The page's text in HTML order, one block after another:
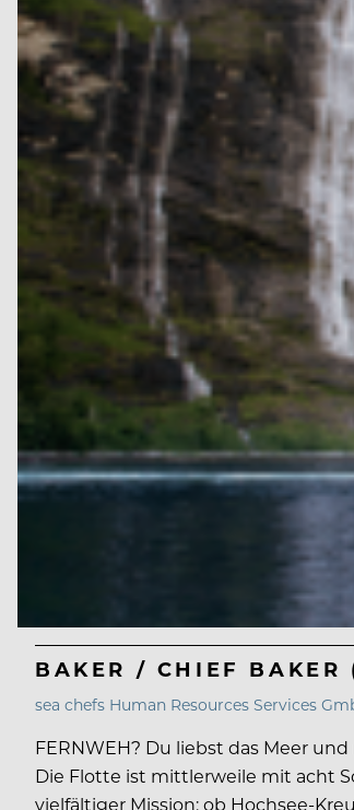
BAKER / CHIEF
sea chefs Human Resources Services
FERNWEH? Du liebst das Meer
Die Flotte ist mittlerweile mit acht
vielfältiger Mission: ob Hochsee-